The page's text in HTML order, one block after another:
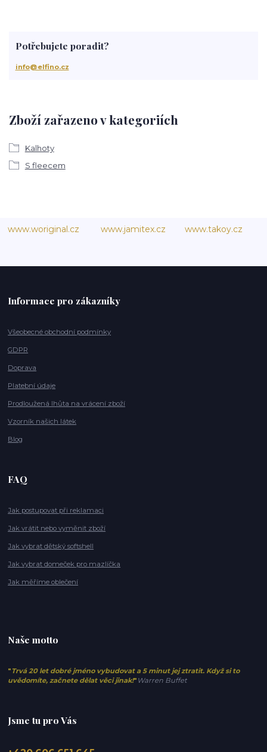
Zboží zařazeno v kategoriích
Kalhoty
S fleecem
Potřebujete poradit?
info@elfino.cz
www.woriginal.cz www.jamitex.cz www.takoy.cz
Informace pro zákazníky
Všeobecné obchodní podmínky
GDPR
Doprava
Platební údaje
Prodloužená lhůta na vrácení zboží
Vzorník našich látek
Blog
FAQ
Jak postupovat při reklamaci
Jak vrátit nebo vyměnit zboží
Jak vybrat dětský softshell
Jak vybrat domeček pro mazlíčka
Jak měříme oblečení
Naše motto
" Trvá 20 let dobré jméno vybudovat a 5 minut jej ztratit. Když si to
uvědomíte, začnete dělat věci jinak!" Warren Buffet
Jsme tu pro Vás